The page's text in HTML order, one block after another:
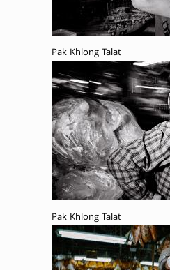
Pak Khlong Talat
Pak Khlong Talat